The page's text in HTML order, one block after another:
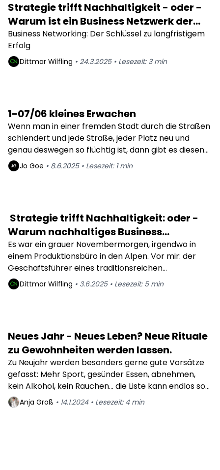
Strategie trifft Nachhaltigkeit - oder -
Warum ist ein Business Netzwerk der
schlüssel zum Nachhaltigen Erfolg
Business Networking: Der Schlüssel zu langfristigem
Erfolg
Dittmar Wilfling • 24.3.2025• Lesezeit: 3min
1-07/06 kleines Erwachen
Wenn man in einer fremden Stadt durch die Straßen
schlendert und jede Straße, jeder Platz neu und
genau deswegen so flüchtig ist, dann gibt es diesen
Moment in dem man aus einer neuen Richtung
wieder auf einen altbekannten Weg zurückfindet -
JG Jo Goe • 8.6.2025• Lesezeit: 1min
Strategie trifft Nachhaltigkeit: oder -
Warum nachhaltiges Business
Development für KMUs zur
Überlebensstrategie wird
Es war ein grauer Novembermorgen, irgendwo in
einem Produktionsbüro in den Alpen. Vor mir: der
Geschäftsführer eines traditionsreichen
Sportartikelunternehmens, seit Generationen
familiengeführt. Wir sprachen über kreislauffähige
nicht wegen Moral.“
Dittmar Wilfling • 3.6.2025• Lesezeit: 5min
Neues Jahr - Neues Leben? Neue Rituale
zu Gewohnheiten werden lassen.
Zu Neujahr werden besonders gerne gute Vorsätze
gefasst: Mehr Sport, gesünder Essen, abnehmen,
kein Alkohol, kein Rauchen… die Liste kann endlos so
weiter gehen.
Anja Groß • 14.1.2024• Lesezeit: 4min